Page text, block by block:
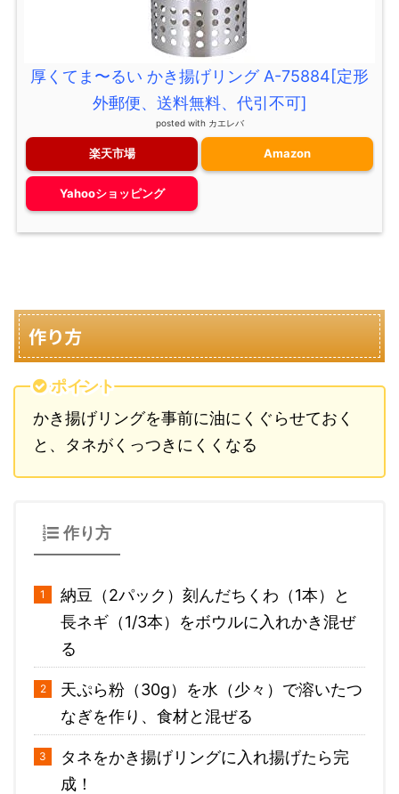
厚くてま〜るい かき揚げリング A-75884[定形
外郵便、送料無料、代引不可]
posted with カエレバ
楽天市場 Amazon
Yahooショッピング
作り方
ポイント
かき揚げリングを事前に油にくぐらせておく
と、タネがくっつきにくくなる
作り方
納豆（2パック）刻んだちくわ（1本）と
長ネギ（1/3本）をボウルに入れかき混ぜ
る
天ぷら粉（30g）を水（少々）で溶いたつ
なぎを作り、食材と混ぜる
タネをかき揚げリングに入れ揚げたら完
成！